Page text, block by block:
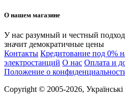
О нашем магазине
У нас разумный и честный
значит демократичные цены
Контакты Кредитование под 0%
электростанций О нас Оплата и
Положение о
Copyright © 2005-2026,